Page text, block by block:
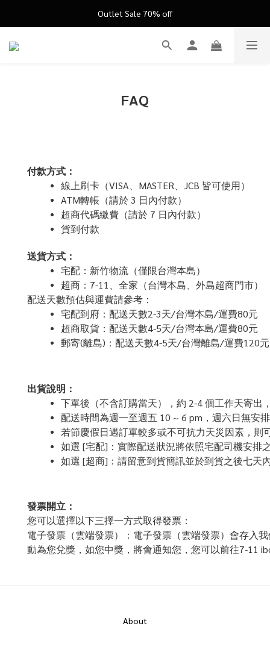
FATHER'S DAY ’26 ｜ 父親節限定盛典
Outlet Sale 70% off
FATHER'S DAY ’26 ｜ 父親節限定盛典
FAQ
付款方式：
線上刷卡（VISA、MASTER、JCB 皆可使用）
ATM轉帳（請於 3 日內付款）
超商代碼繳費（請於 7 日內付款）
貨到付款
送貨方式：
宅配：新竹物流（僅限台灣本島）
超商：7-11、全家（台灣本島、外島超商門市）
配送天數預估與運費請參考：
宅配到府：配送天數2-3天/台灣本島/運費80元
超商取貨：配送天數4-5天/台灣本島/運費80元
郵寄(離島)：配送天數4-5天/台灣離島/運費120元
出貨說明：
下單後（不含訂購當天），約 2-4 個工作天寄出
配送時間為週一至週五 10 ~ 6 pm，週六日無安
若節慶假日遇訂單較多或不可抗力天災因素，則
如選 [宅配]：實際配送狀況將依照宅配司機安排
如選 [超商]：請留意到貨簡訊並於到貨之後七天
發票開立：
您可以選擇以下三擇一方式取得發票：
電子發票（雲端發票）：​電子發票（雲端發票）會存入
動為您兌獎，如您中獎，將會通知您，您可以前往7-11
About